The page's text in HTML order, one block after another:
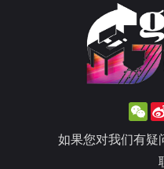
如果您对我们有疑